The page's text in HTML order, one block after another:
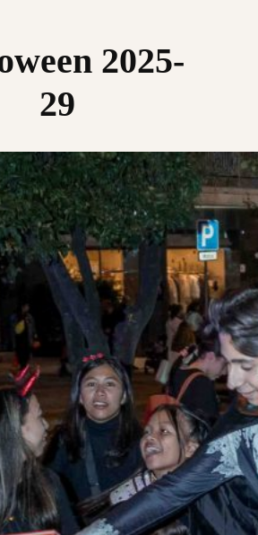
2025-
29